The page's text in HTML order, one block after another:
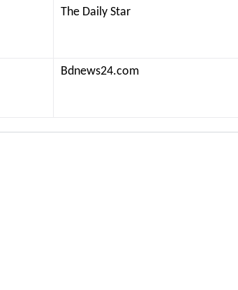
The Daily Star
Bdnews24.com